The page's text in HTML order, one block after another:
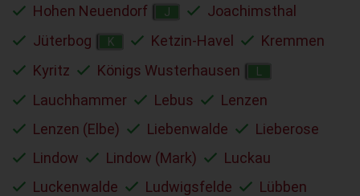
Hohen Neuendorf
J
Joachimsthal
Jüterbog
K Ketzin-Havel
Kremmen
Kyritz
Königs Wusterhausen
Lauchhammer Lebus
Lenzen
Lenzen (Elbe)
Liebenwalde
Lieberose
Lindow
Lindow (Mark)
Luckau
Luckenwalde
Ludwigsfelde
Lübben